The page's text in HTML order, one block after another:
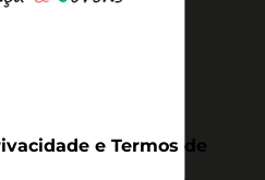
e Termos de